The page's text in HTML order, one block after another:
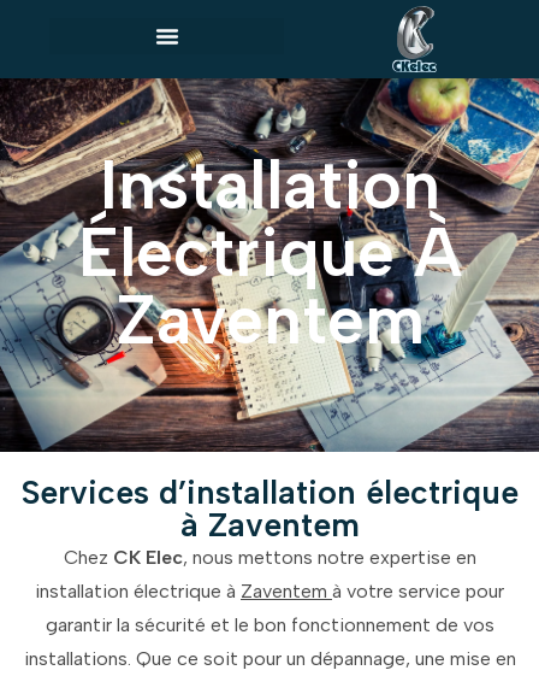
Installation
Électrique À
Zaventem
Services d’installation électrique
à Zaventem
Chez CK Elec, nous mettons notre expertise en
installation électrique à Zaventem à votre service pour
garantir la sécurité et le bon fonctionnement de vos
installations. Que ce soit pour un dépannage, une mise en